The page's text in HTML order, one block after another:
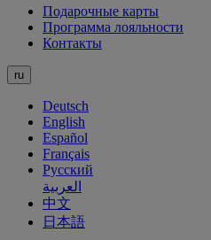
Подарочные карты
Программа лояльности
Контакты
ru
Deutsch
English
Español
Français
Русский
العربية
中文
日本語